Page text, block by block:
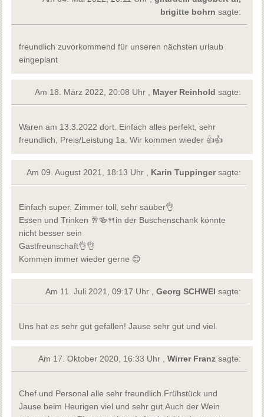
brigitte bohrn sagte:
freundlich zuvorkommend für unseren nächsten urlaub
eingeplant
Am 18. März 2022, 20:08 Uhr , Mayer Reinhold sagte:
Waren am 13.3.2022 dort. Einfach alles perfekt, sehr
freundlich, Preis/Leistung 1a. Wir kommen wieder 👍👍
Am 09. August 2021, 18:13 Uhr , Karin Tuppingersagte:
Einfach super. Zimmer toll, sehr sauber👌
Essen und Trinken 🥂🍻🍴in der Buschenschank könnte
nicht besser sein
Gastfreunschaft👌👌
Kommen immer wieder gerne 😊
Am 11. Juli 2021, 09:17 Uhr ,Georg SCHWEI sagte:
Uns hat es sehr gut gefallen! Jause sehr gut und viel.
Am 17. Oktober 2020, 16:33 Uhr ,Wirrer Franz sagte:
Chef und Personal alle sehr freundlich.Frühstück und
Jause beim Heurigen viel und sehr gut.Auch der Wein